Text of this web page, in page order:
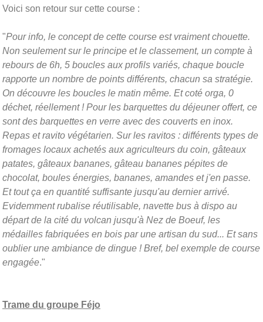
Voici son retour sur cette course :
"Pour info, le concept de cette course est vraiment chouette.
Non seulement sur le principe et le classement, un compte à
rebours de 6h, 5 boucles aux profils variés, chaque boucle
rapporte un nombre de points différents, chacun sa stratégie.
On découvre les boucles le matin même. Et coté orga, 0
déchet, réellement ! Pour les barquettes du déjeuner offert, ce
sont des barquettes en verre avec des couverts en inox.
Repas et ravito végétarien. Sur les ravitos : différents types de
fromages locaux achetés aux agriculteurs du coin, gâteaux
patates, gâteaux bananes, gâteau bananes pépites de
chocolat, boules énergies, bananes, amandes et j'en passe.
Et tout ça en quantité suffisante jusqu'au dernier arrivé.
Evidemment rubalise réutilisable, navette bus à dispo au
départ de la cité du volcan jusqu'à Nez de Boeuf, les
médailles fabriquées en bois par une artisan du sud... Et sans
oublier une ambiance de dingue ! Bref, bel exemple de course
engagée."
Trame du groupe Féjo